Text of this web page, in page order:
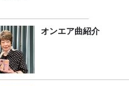
オンエア曲紹介